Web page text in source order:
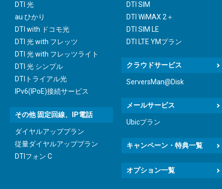
DTI 光
au ひかり
DTI with ドコモ光
DTI 光 with フレッツ
DTI 光 with フレッツライト
DTI 光 シンプル
DTIトライアル光
IPv6(IPoE)接続サービス
その他 固定回線、IP電話
ダイヤルアッププラン
従量ダイヤルアッププラン
DTIフォン C
DTI SIM
DTI WiMAX 2＋
DTI SIM LE
DTI LTE YMプラン
クラウドサービス
ServersMan@Disk
メールサービス
Ubicプラン
キャンペーン・特典一覧
オプション一覧